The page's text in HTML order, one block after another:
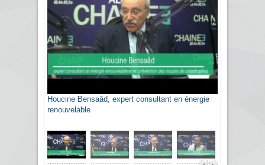
Houcine Bensaâd, expert consultant en énergie
renouvelable
Sami Agli, président de la Confédération
algérienne du patronat citoyen CAPC